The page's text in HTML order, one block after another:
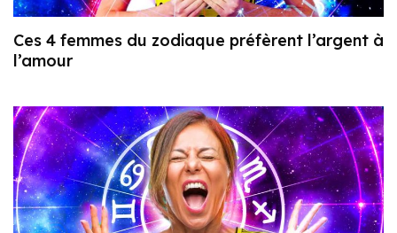
Ces 4 femmes du zodiaque préfèrent l’argent à
l’amour